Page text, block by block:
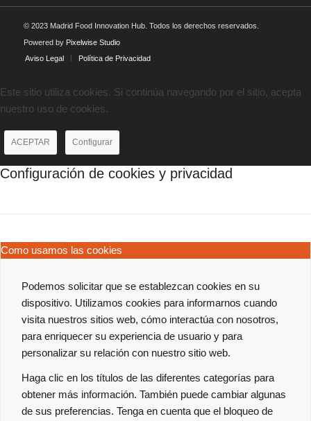
© 2023 Madrid Food Innovation Hub. Todos los derechos reservados.
Powered by Pixelwise Studio
Aviso Legal
Política de Privacidad
Este sitio utiliza cookies. Si continúa navegando por el sitio, acepta
nuestro uso de cookies.
ACEPTAR Configurar
Configuración de cookies y privacidad
Como usamos las cookies
Podemos solicitar que se establezcan cookies en su
dispositivo. Utilizamos cookies para informarnos cuando
visita nuestros sitios web, cómo interactúa con nosotros,
para enriquecer su experiencia de usuario y para
personalizar su relación con nuestro sitio web.
Haga clic en los títulos de las diferentes categorías para
obtener más información. También puede cambiar algunas
de sus preferencias. Tenga en cuenta que el bloqueo de